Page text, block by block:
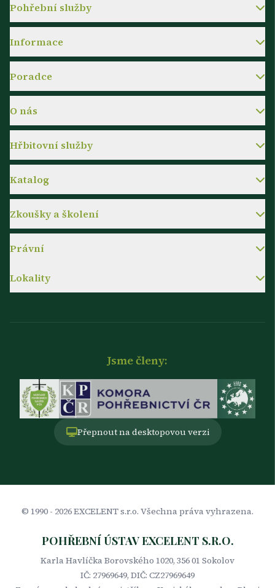
Pohřební služby
Informace
Poradce
O nás
Hřbitovní služby
Katalog
Zkoušky a školení
Právní
Lokality
Jsme členy:
Přepnout na desktopovou verzi
© 1990 - 2026EXCELENT s.r.o. Všechna práva vyhrazena.
POHŘEBNÍ ÚSTAV EXCELENT S.R.O.
Karla Havlíčka Borovského 1020, 356 01 Sokolov
IČ: 27969649, DIČ: CZ27969649